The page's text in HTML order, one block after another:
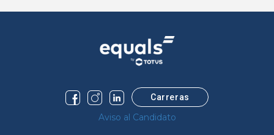
Carreras
Aviso al Candidato